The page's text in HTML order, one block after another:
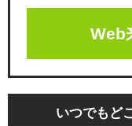
Web
いつでもど